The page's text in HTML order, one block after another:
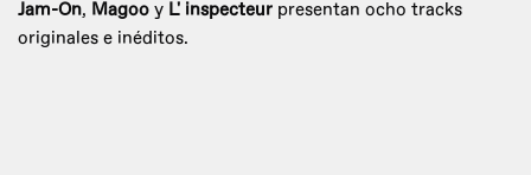
Jam-On, Magoo y L' inspecteur presentan ocho tracks
originales e inéditos.